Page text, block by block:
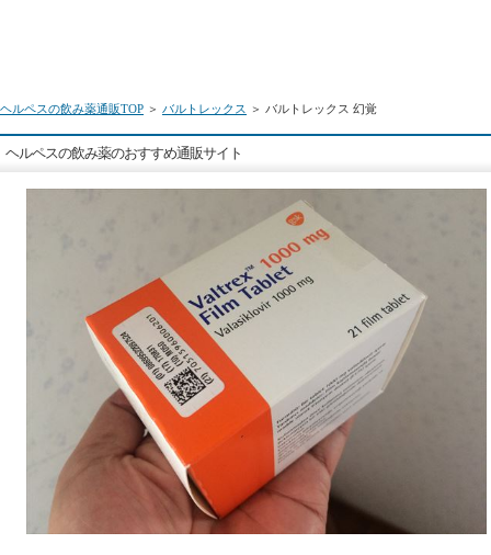
ヘルペスの飲み薬通販TOP ＞ バルトレックス ＞ バルトレックス 幻覚
ヘルペスの飲み薬のおすすめ通販サイト